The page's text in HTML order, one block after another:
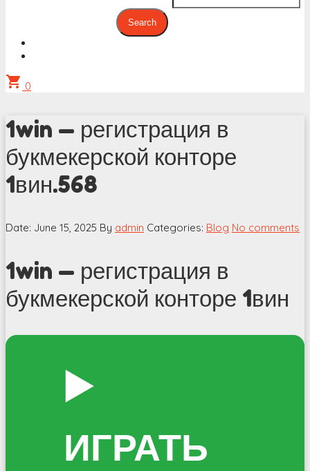
shopping_cart 0
1win — регистрация в
букмекерской конторе
1вин.568
Date: June 15, 2025 By admin Categories: Blog No comments
1win — регистрация в
букмекерской конторе 1вин
▶️
ИГРАТЬ